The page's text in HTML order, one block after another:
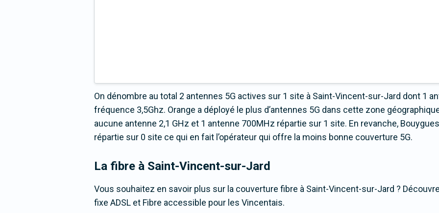
On dénombre au total 2 antennes 5G actives sur 1 site à Saint-Vincent-sur-Jard dont 1
fréquence 3,5Ghz. Orange a déployé le plus d’antennes 5G dans cette zone
aucune antenne 2,1 GHz et 1 antenne 700MHz répartie sur 1 site. En revanche,
répartie sur 0 site ce qui en fait l’opérateur qui offre la moins bonne couverture 5G.
La fibre à Saint-Vincent-sur-Jard
Vous souhaitez en savoir plus sur la couverture fibre à Saint-Vincent-sur-Jard ?
fixe ADSL et Fibre accessible pour les Vincentais.